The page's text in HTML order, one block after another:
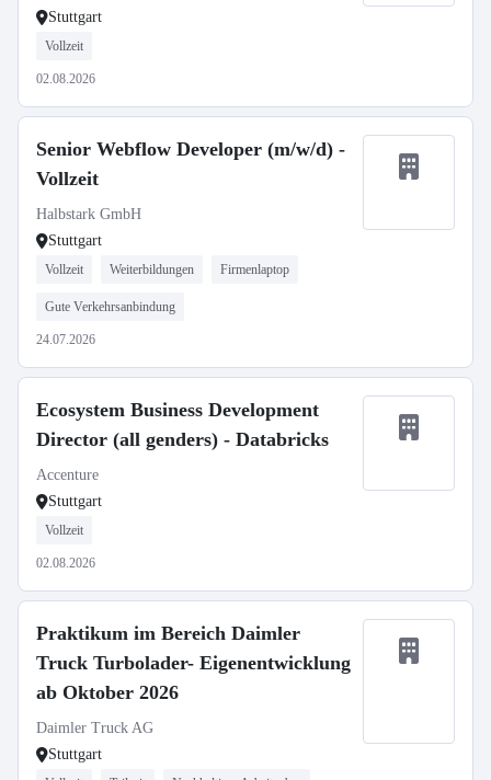
Stuttgart
Vollzeit
02.08.2026
Senior Webflow Developer (m/w/d) -
Vollzeit
Halbstark GmbH
Stuttgart
Vollzeit Weiterbildungen Firmenlaptop
Gute Verkehrsanbindung
24.07.2026
Ecosystem Business Development
Director (all genders) - Databricks
Accenture
Stuttgart
Vollzeit
02.08.2026
Praktikum im Bereich Daimler
Truck Turbolader- Eigenentwicklung
ab Oktober 2026
Daimler Truck AG
Stuttgart